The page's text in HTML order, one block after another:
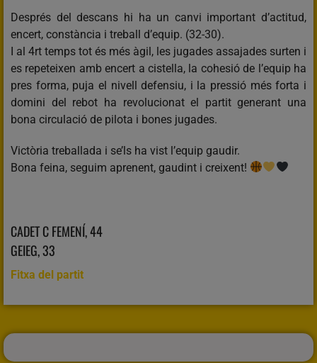
Després del descans hi ha un canvi important d’actitud,
encert, constància i treball d’equip. (32-30).
I al 4rt temps tot és més àgil, les jugades assajades surten i
es repeteixen amb encert a cistella, la cohesió de l’equip ha
pres forma, puja el nivell defensiu, i la pressió més forta i
domini del rebot ha revolucionat el partit generant una
bona circulació de pilota i bones jugades.
Victòria treballada i se’ls ha vist l’equip gaudir.
Bona feina, seguim aprenent, gaudint i creixent!
CADET C FEMENÍ, 44
GEIEG, 33
Fitxa del partit